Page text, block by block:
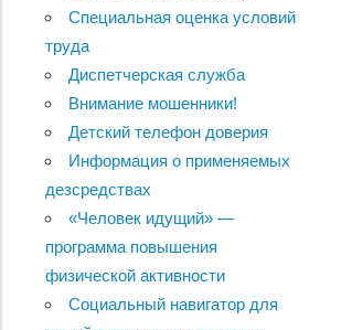
Специальная оценка условий
труда
Диспетчерская служба
Внимание мошенники!
Детский телефон доверия
Информация о применяемых
дезсредствах
«Человек идущий» —
программа повышения
физической активности
Социальный навигатор для